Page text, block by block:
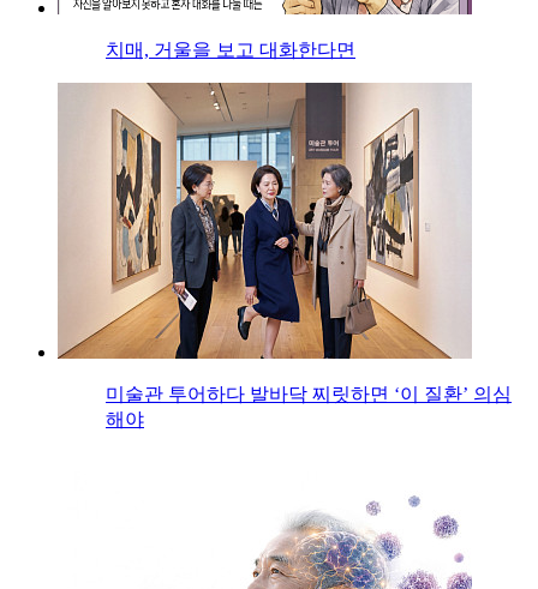
치매, 거울을 보고 대화한다면
미술관 투어하다 발바닥 찌릿하면 ‘이 질환’ 의심
해야